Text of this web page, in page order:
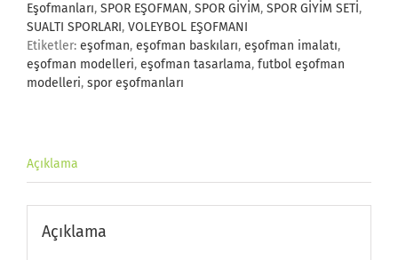
Eşofmanları, SPOR EŞOFMAN, SPOR GİYİM, SPOR GİYİM SETİ,
SUALTI SPORLARI, VOLEYBOL EŞOFMANI
Etiketler: eşofman, eşofman baskıları, eşofman imalatı,
eşofman modelleri, eşofman tasarlama, futbol eşofman
modelleri, spor eşofmanları
Açıklama
Açıklama